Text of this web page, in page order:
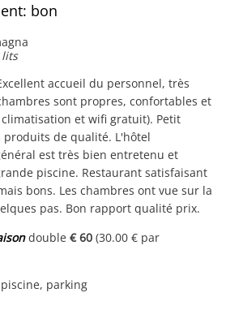
bon
accueil du personnel, très
sont propres, confortables et
climatisation et wifi gratuit). Petit
produits de qualité. L'hôtel
est très bien entretenu et
piscine. Restaurant satisfaisant
bons. Les chambres ont vue sur la
pas. Bon rapport qualité prix.
double€ 60 (30.00 € par
parking